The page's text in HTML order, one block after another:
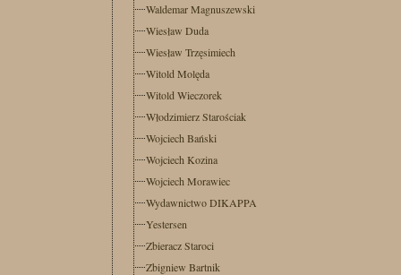
Waldemar Magnuszewski
Wiesław Duda
Wiesław Trzęsimiech
Witold Molęda
Witold Wieczorek
Włodzimierz Starościak
Wojciech Bański
Wojciech Kozina
Wojciech Morawiec
Wydawnictwo DIKAPPA
Yestersen
Zbieracz Staroci
Zbigniew Bartnik